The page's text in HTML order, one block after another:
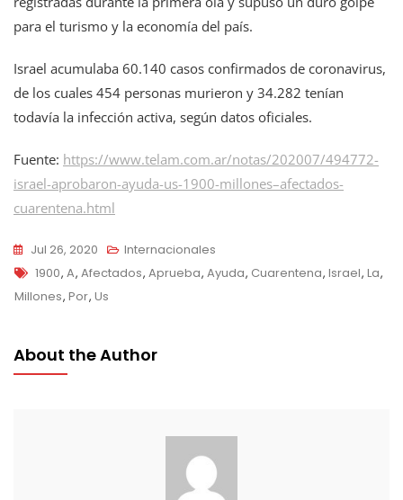
para el turismo y la economía del país.
Israel acumulaba 60.140 casos confirmados de coronavirus,
de los cuales 454 personas murieron y 34.282 tenían
todavía la infección activa, según datos oficiales.
Fuente: https://www.telam.com.ar/notas/202007/494772-
israel-aprobaron-ayuda-us-1900-millones–afectados-
cuarentena.html
Jul 26, 2020
Internacionales
Tags
1900, A, Afectados, Aprueba, Ayuda, Cuarentena, Israel, La,
Millones, Por, Us
About the Author